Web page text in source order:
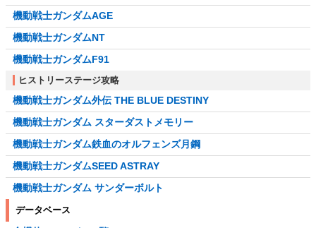
機動戦士ガンダムAGE
機動戦士ガンダムNT
機動戦士ガンダムF91
ヒストリーステージ攻略
機動戦士ガンダム外伝 THE BLUE DESTINY
機動戦士ガンダム スターダストメモリー
機動戦士ガンダム鉄血のオルフェンズ月鋼
機動戦士ガンダムSEED ASTRAY
機動戦士ガンダム サンダーボルト
データベース